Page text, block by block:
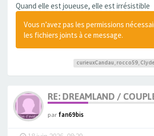
Quand elle est joueuse, elle est irrésistible
Vous n’avez pas les permissions
les fichiers joints à ce message.
curieuxCandau, rocco59,
RE: DREAMLAND /
parfan69bis